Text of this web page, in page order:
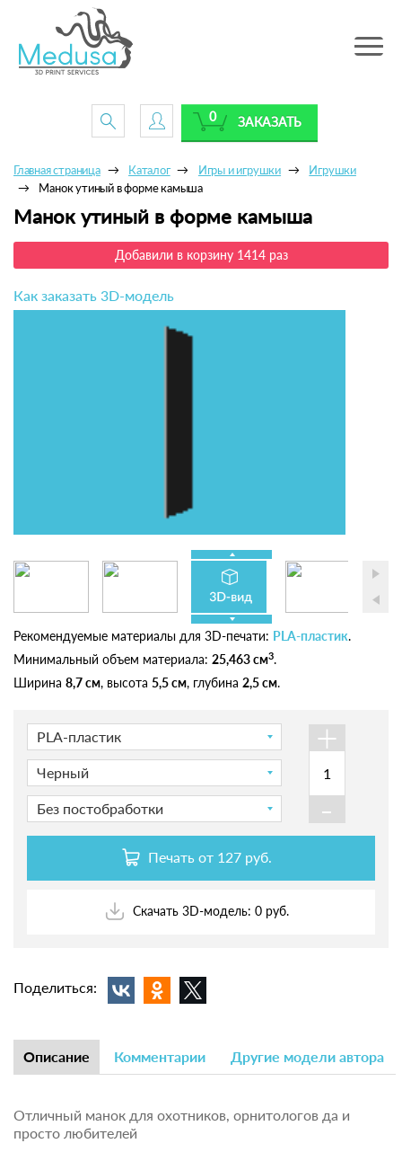
Toggle
ЗАКАЗАТЬ
0
Главная страница Каталог Игры и игрушки
Игрушки
Манок утиный в форме камыша
Манок утиный в форме камыша
Добавили в корзину 1414 раз
Как заказать 3D-модель
Рекомендуемые материалы для 3D-печати: PLA-пластик.
Минимальный объем материала: 25,463 см3.
Ширина 8,7 см, высота 5,5 см, глубина 2,5 см.
PLA-пластик
Черный
Без постобработки
+
-
Печать от 127 руб.
Скачать 3D-модель: 0 руб.
Поделиться:
Описание Комментарии Другие модели автора
Отличный манок для охотников, орнитологов да и
просто любителей